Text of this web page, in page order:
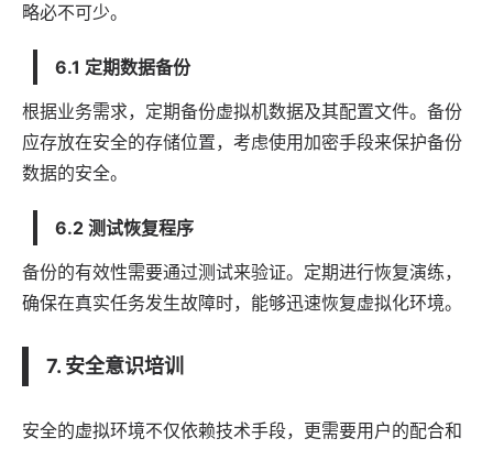
略必不可少。
6.1 定期数据备份
根据业务需求，定期备份虚拟机数据及其配置文件。备份
应存放在安全的存储位置，考虑使用加密手段来保护备份
数据的安全。
6.2 测试恢复程序
备份的有效性需要通过测试来验证。定期进行恢复演练，
确保在真实任务发生故障时，能够迅速恢复虚拟化环境。
7. 安全意识培训
安全的虚拟环境不仅依赖技术手段，更需要用户的配合和